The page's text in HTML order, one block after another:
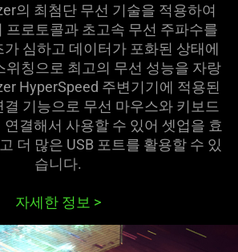
의 최첨단 무선 기술을 적용하여
프로토콜과 초고속 무선 주파수를
심하고 데이터가 포화된 상태에
위칭으로 최고의 무선 성능을 자랑
HyperSpeed 주변기기에 적용된
기능으로 무선 마우스와 키보드
결해서 사용할 수 있어 셋업을 효
더 많은 USB 포트를 활용할 수 있
습니다.
자세한 정보 >